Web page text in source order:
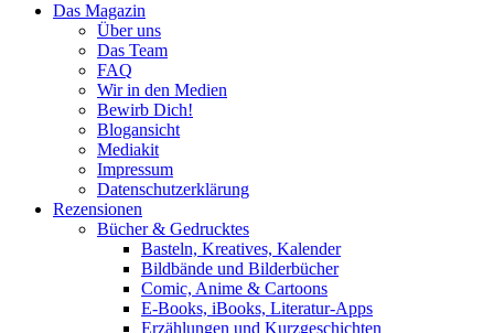
Das Magazin
Über uns
Das Team
FAQ
Wir in den Medien
Bewirb Dich!
Blogansicht
Mediakit
Impressum
Datenschutzerklärung
Rezensionen
Bücher & Gedrucktes
Basteln, Kreatives, Kalender
Bildbände und Bilderbücher
Comic, Anime & Cartoons
E-Books, iBooks, Literatur-Apps
Erzählungen und Kurzgeschichten